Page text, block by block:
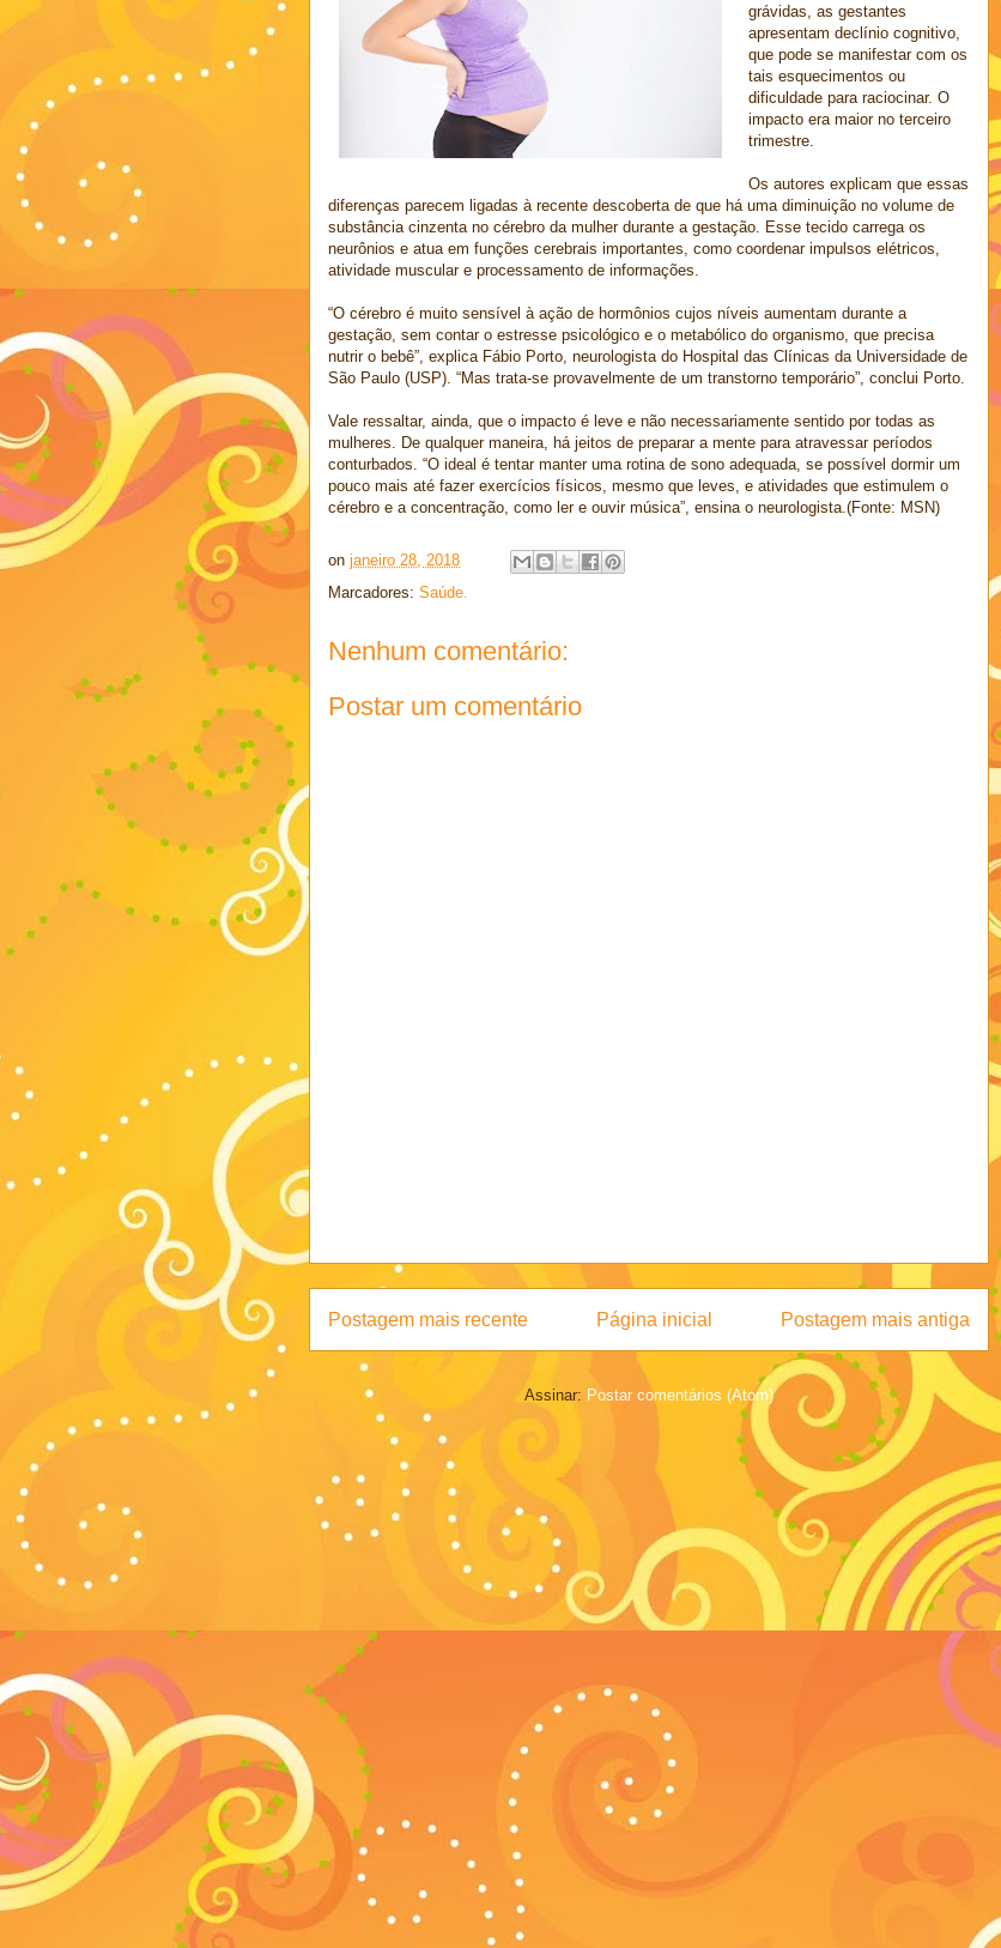
grávidas, as gestantes
apresentam declínio cognitivo,
que pode se manifestar com os
tais esquecimentos ou
dificuldade para raciocinar. O
impacto era maior no terceiro
trimestre.
Os autores explicam que essas
diferenças parecem ligadas à recente descoberta de que há uma diminuição no volume de
substância cinzenta no cérebro da mulher durante a gestação. Esse tecido carrega os
neurônios e atua em funções cerebrais importantes, como coordenar impulsos elétricos,
atividade muscular e processamento de informações.
“O cérebro é muito sensível à ação de hormônios cujos níveis aumentam durante a
gestação, sem contar o estresse psicológico e o metabólico do organismo, que precisa
nutrir o bebê”, explica Fábio Porto, neurologista do Hospital das Clínicas da Universidade de
São Paulo (USP). “Mas trata-se provavelmente de um transtorno temporário”, conclui Porto.
Vale ressaltar, ainda, que o impacto é leve e não necessariamente sentido por todas as
mulheres. De qualquer maneira, há jeitos de preparar a mente para atravessar períodos
conturbados. “O ideal é tentar manter uma rotina de sono adequada, se possível dormir um
pouco mais até fazer exercícios físicos, mesmo que leves, e atividades que estimulem o
cérebro e a concentração, como ler e ouvir música”, ensina o neurologista.(Fonte: MSN)
on janeiro 28, 2018
Marcadores: Saúde.
Nenhum comentário:
Postar um comentário
Postagem mais recente Postagem mais antiga
Página inicial
Assinar: Postar comentários (Atom)